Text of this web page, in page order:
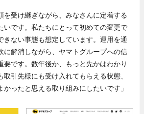
を受け継ぎながら、みなさんに定着する
いです。私たちにとって初めての変更で
きない事態も想定しています。運用を通
に解消しながら、ヤマトグループへの信
要です。数年後か、もっと先かはわかり
取引先様にも受け入れてもらえる状態、
ったと思える取り組みにしたいです」